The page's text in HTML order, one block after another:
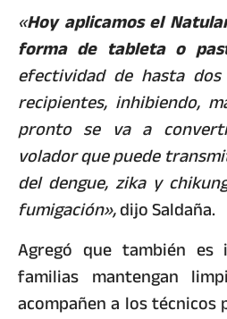
«Hoy aplicamos el
forma de tableta o
efectividad de hasta
recipientes, inhibiendo,
pronto se va a
volador que puede
del dengue, zika y
fumigación»,dijo Saldaña.
Agregó que también
familias mantengan
acompañen a los técnicos